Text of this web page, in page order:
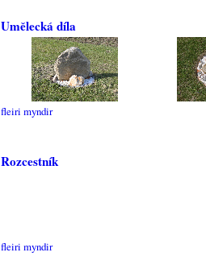
Umělecká díla
fleiri myndir
Rozcestník
fleiri myndir